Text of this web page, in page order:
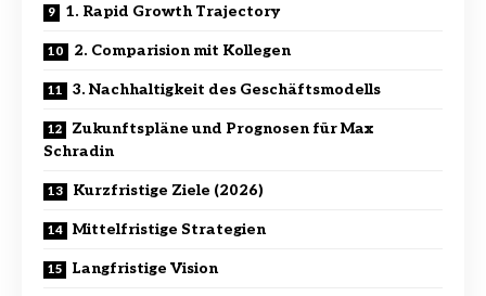
1. Rapid Growth Trajectory
2. Comparision mit Kollegen
3. Nachhaltigkeit des Geschäftsmodells
Zukunftspläne und Prognosen für Max
Schradin
Kurzfristige Ziele (2026)
Mittelfristige Strategien
Langfristige Vision